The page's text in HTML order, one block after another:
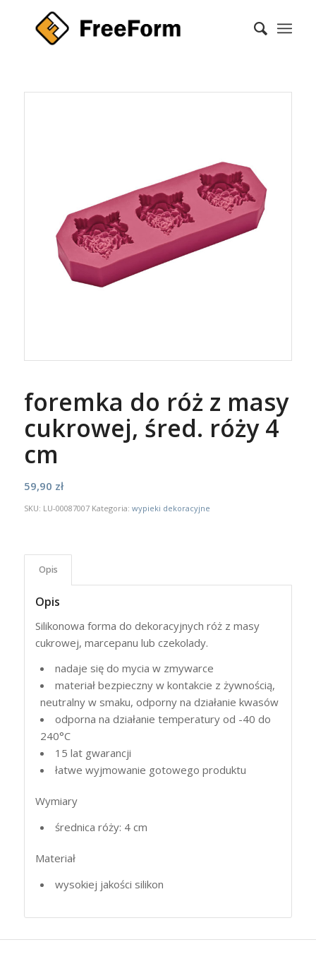
foremka do róż z masy
cukrowej, śred. róży 4
cm
59,90 zł
SKU: LU-00087007 Kategoria: wypieki dekoracyjne
Opis
Opis
Silikonowa forma do dekoracyjnych róż z masy
cukrowej, marcepanu lub czekolady.
nadaje się do mycia w zmywarce
materiał bezpieczny w kontakcie z żywnością,
neutralny w smaku, odporny na działanie kwasów
odporna na działanie temperatury od -40 do
240°C
15 lat gwarancji
łatwe wyjmowanie gotowego produktu
Wymiary
średnica róży: 4 cm
Materiał
wysokiej jakości silikon